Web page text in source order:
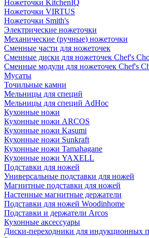
Ножеточки KitchenIQ
Ножеточки VIRTUS
Ножеточки Smith's
Электрические ножеточки
Механические (ручные) ножеточки
Сменные части для ножеточек
Сменные диски для ножеточек Chef's
Сменные модули для ножеточек Chef's
Мусаты
Точильные камни
Мельницы для специй
Мельницы для специй AdHoc
Кухонные ножи
Кухонные ножи ARCOS
Кухонные ножи Kasumi
Кухонные ножи Sunkraft
Кухонные ножи Tamahagane
Кухонные ножи YAXELL
Подставки для ножей
Универсальные подставки для ножей
Магнитные подставки для ножей
Настенные магнитные держатели
Подставки для ножей Woodinhome
Подставки и держатели Arcos
Кухонные аксессуары
Диски-переходники для индукционных